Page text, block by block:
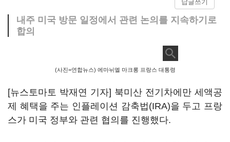
답글쓰기
내주 미국 방문 일정에서 관련 논의를 지속하기로
합의
(사진=연합뉴스) 에마뉘엘 마크롱 프랑스 대통령
[뉴스토마토 박재연 기자] 북미산 전기차에만 세액공
제 혜택을 주는 인플레이션 감축법(IRA)을 두고 프랑
스가 미국 정부와 관련 협의를 진행했다.